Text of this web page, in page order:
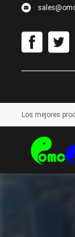
Los mejores